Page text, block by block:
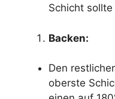
Schicht
Backen:
Den
oberste